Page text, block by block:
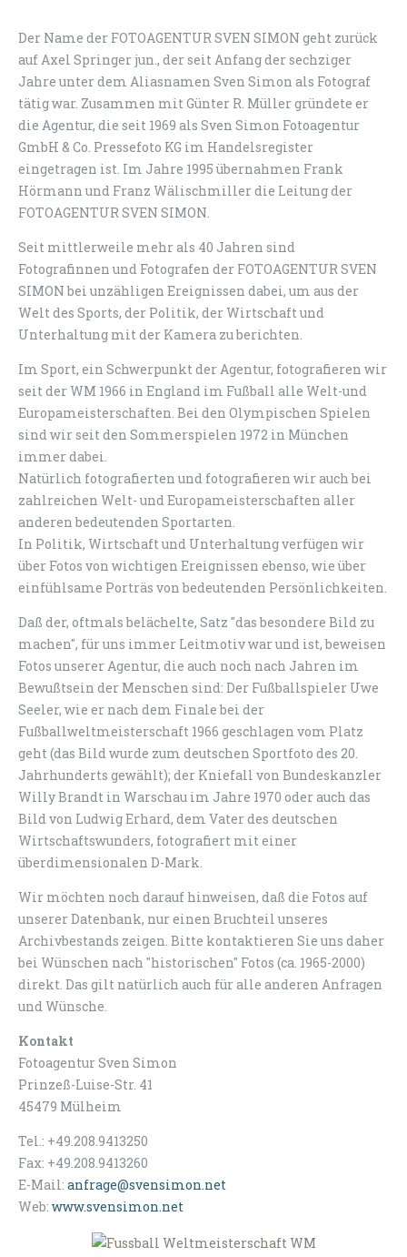
Der Name der FOTOAGENTUR SVEN SIMON geht zurück
auf Axel Springer jun., der seit Anfang der sechziger
Jahre unter dem Aliasnamen Sven Simon als Fotograf
tätig war. Zusammen mit Günter R. Müller gründete er
die Agentur, die seit 1969 als Sven Simon Fotoagentur
GmbH & Co. Pressefoto KG im Handelsregister
eingetragen ist. Im Jahre 1995 übernahmen Frank
Hörmann und Franz Wälischmiller die Leitung der
FOTOAGENTUR SVEN SIMON.
Seit mittlerweile mehr als 40 Jahren sind
Fotografinnen und Fotografen der FOTOAGENTUR SVEN
SIMON bei unzähligen Ereignissen dabei, um aus der
Welt des Sports, der Politik, der Wirtschaft und
Unterhaltung mit der Kamera zu berichten.
Im Sport, ein Schwerpunkt der Agentur, fotografieren wir
seit der WM 1966 in England im Fußball alle Welt-und
Europameisterschaften. Bei den Olympischen Spielen
sind wir seit den Sommerspielen 1972 in München
immer dabei.
Natürlich fotografierten und fotografieren wir auch bei
zahlreichen Welt- und Europameisterschaften aller
anderen bedeutenden Sportarten.
In Politik, Wirtschaft und Unterhaltung verfügen wir
über Fotos von wichtigen Ereignissen ebenso, wie über
einfühlsame Porträs von bedeutenden Persönlichkeiten.
Daß der, oftmals belächelte, Satz "das besondere Bild zu
machen", für uns immer Leitmotiv war und ist, beweisen
Fotos unserer Agentur, die auch noch nach Jahren im
Bewußtsein der Menschen sind: Der Fußballspieler Uwe
Seeler, wie er nach dem Finale bei der
Fußballweltmeisterschaft 1966 geschlagen vom Platz
geht (das Bild wurde zum deutschen Sportfoto des 20.
Jahrhunderts gewählt); der Kniefall von Bundeskanzler
Willy Brandt in Warschau im Jahre 1970 oder auch das
Bild von Ludwig Erhard, dem Vater des deutschen
Wirtschaftswunders, fotografiert mit einer
überdimensionalen D-Mark.
Wir möchten noch darauf hinweisen, daß die Fotos auf
unserer Datenbank, nur einen Bruchteil unseres
Archivbestands zeigen. Bitte kontaktieren Sie uns daher
bei Wünschen nach "historischen" Fotos (ca. 1965-2000)
direkt. Das gilt natürlich auch für alle anderen Anfragen
und Wünsche.
Kontakt
Fotoagentur Sven Simon
Prinzeß-Luise-Str. 41
45479 Mülheim
Tel.: +49.208.9413250
Fax: +49.208.9413260
E-Mail: anfrage@svensimon.net
Web: www.svensimon.net